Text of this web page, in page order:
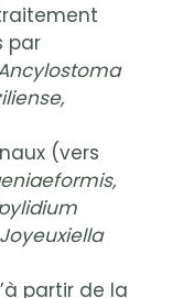
par
(vers
partir de la